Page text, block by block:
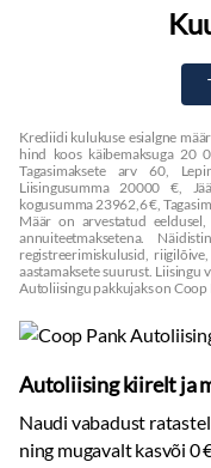
Krediidi kulukuse esialgne
hind koos käibemaksuga 20
Tagasimaksete arv 60,
Liisingusumma 20000 €,
kogusumma 23962,6 €,
Määr on arvestatud
annuiteetmaksetena.
registreerimiskulusid,
aastamaksete suurust. Liisingu
Autoliisingu pakkujaks on Coop
Autoliising kiirelt ja
Naudi vabadust
ning mugavalt kasvõi 0